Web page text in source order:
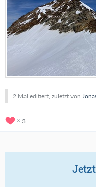
2 Mal editiert, zuletzt von
3